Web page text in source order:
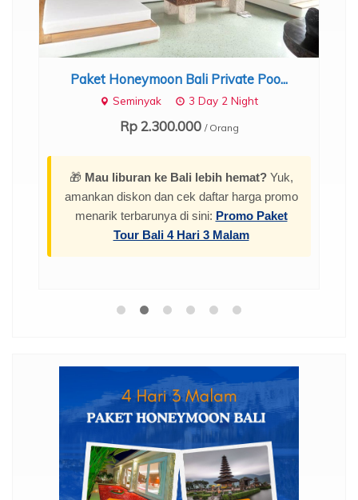
Paket Honeymoon Bali Private Poo...
Seminyak 3 Day 2 Night
Rp 2.300.000 / Orang
🎁 Mau liburan ke Bali lebih hemat?Yuk,
amankan diskon dan cek daftar harga promo
menarik terbarunya di sini: Promo Paket
Tour Bali 4 Hari 3 Malam